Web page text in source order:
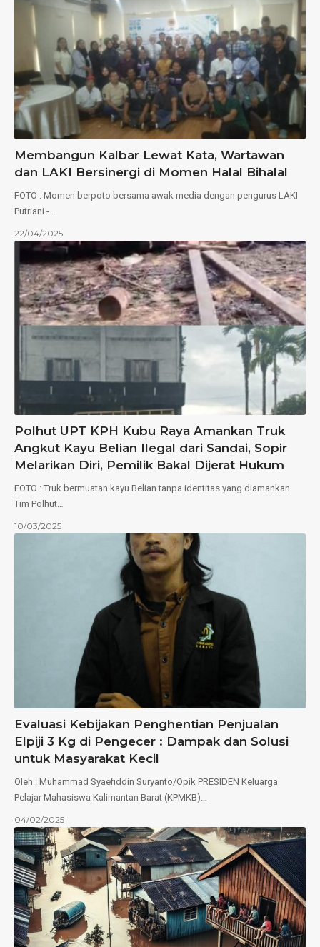
Membangun Kalbar Lewat Kata, Wartawan
dan LAKI Bersinergi di Momen Halal Bihalal
FOTO : Momen berpoto bersama awak media dengan pengurus LAKI
Putriani -…
22/04/2025
Polhut UPT KPH Kubu Raya Amankan Truk
Angkut Kayu Belian Ilegal dari Sandai, Sopir
Melarikan Diri, Pemilik Bakal Dijerat Hukum
FOTO : Truk bermuatan kayu Belian tanpa identitas yang diamankan
Tim Polhut…
10/03/2025
Evaluasi Kebijakan Penghentian Penjualan
Elpiji 3 Kg di Pengecer : Dampak dan Solusi
untuk Masyarakat Kecil
Oleh : Muhammad Syaefiddin Suryanto/Opik PRESIDEN Keluarga
Pelajar Mahasiswa Kalimantan Barat (KPMKB)…
04/02/2025